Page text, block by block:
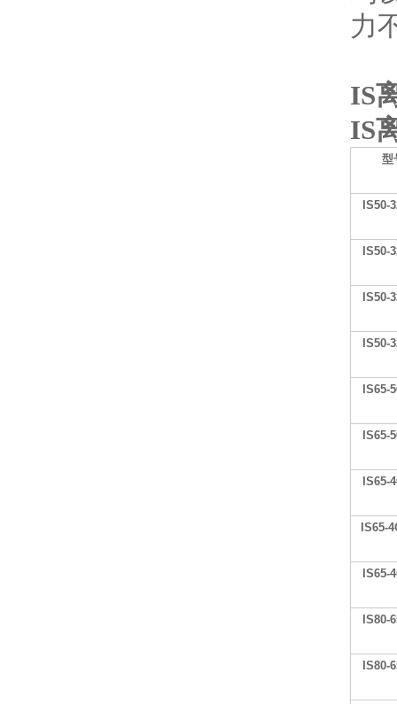
力
IS
IS
型
IS50-
IS50-
IS50-
IS50-
IS65-
IS65-
IS65-
IS65-
IS65-
IS80-
IS80-